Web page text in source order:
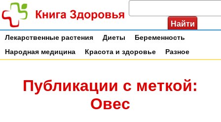
Лекарственные растения Диеты
Беременность
Народная медицина
Красота и здоровье Разное
Публикации с меткой:
Овес